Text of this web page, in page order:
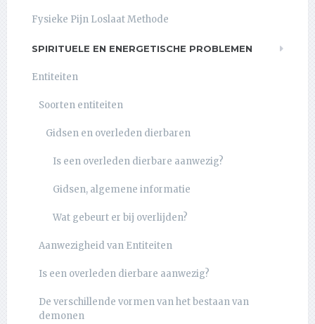
Fysieke Pijn Loslaat Methode
SPIRITUELE EN ENERGETISCHE PROBLEMEN
Entiteiten
Soorten entiteiten
Gidsen en overleden dierbaren
Is een overleden dierbare aanwezig?
Gidsen, algemene informatie
Wat gebeurt er bij overlijden?
Aanwezigheid van Entiteiten
Is een overleden dierbare aanwezig?
De verschillende vormen van het bestaan van
demonen